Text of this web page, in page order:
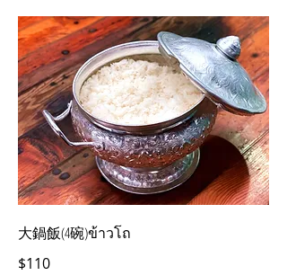
大鍋飯(4碗)ข้าวโถ
$110